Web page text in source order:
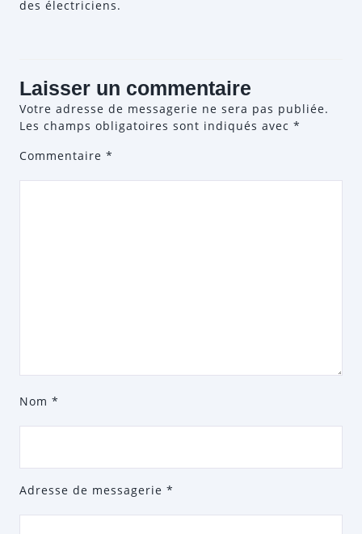
des électriciens.
Laisser un commentaire
Votre adresse de messagerie ne sera pas publiée.
Les champs obligatoires sont indiqués avec *
Commentaire *
Nom *
Adresse de messagerie *